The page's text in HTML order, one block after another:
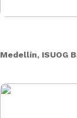
Medellín, ISUOG